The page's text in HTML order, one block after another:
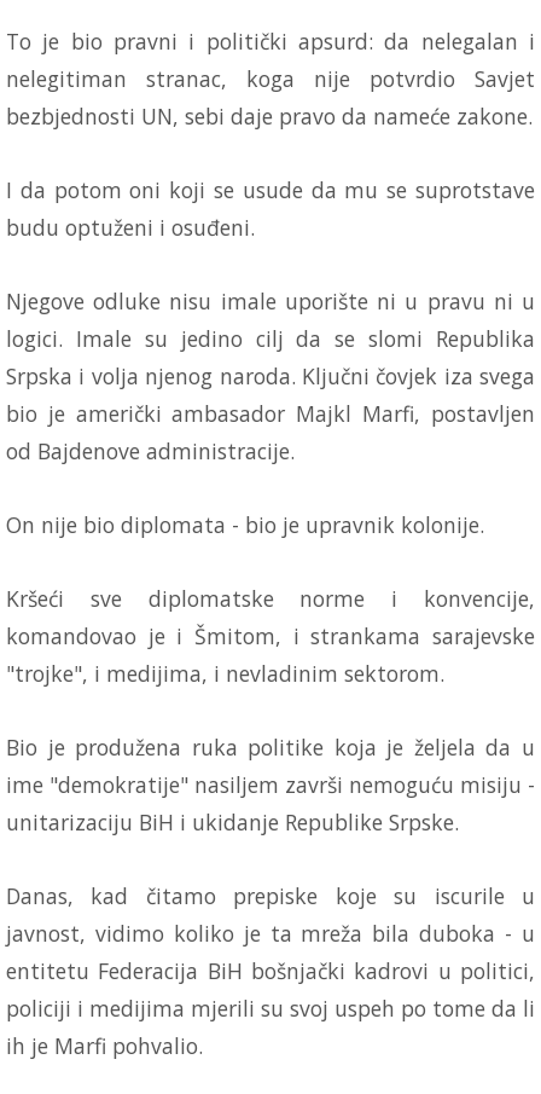
To je bio pravni i politički apsurd: da nelegalan i
nelegitiman stranac, koga nije potvrdio Savjet
bezbjednosti UN, sebi daje pravo da nameće zakone.
I da potom oni koji se usude da mu se suprotstave
budu optuženi i osuđeni.
Njegove odluke nisu imale uporište ni u pravu ni u
logici. Imale su jedino cilj da se slomi Republika
Srpska i volja njenog naroda. Ključni čovjek iza svega
bio je američki ambasador Majkl Marfi, postavljen
od Bajdenove administracije.
On nije bio diplomata - bio je upravnik kolonije.
Kršeći sve diplomatske norme i konvencije,
komandovao je i Šmitom, i strankama sarajevske
"trojke", i medijima, i nevladinim sektorom.
Bio je produžena ruka politike koja je željela da u
ime "demokratije" nasiljem završi nemoguću misiju -
unitarizaciju BiH i ukidanje Republike Srpske.
Danas, kad čitamo prepiske koje su iscurile u
javnost, vidimo koliko je ta mreža bila duboka - u
entitetu Federacija BiH bošnjački kadrovi u politici,
policiji i medijima mjerili su svoj uspeh po tome da li
ih je Marfi pohvalio.